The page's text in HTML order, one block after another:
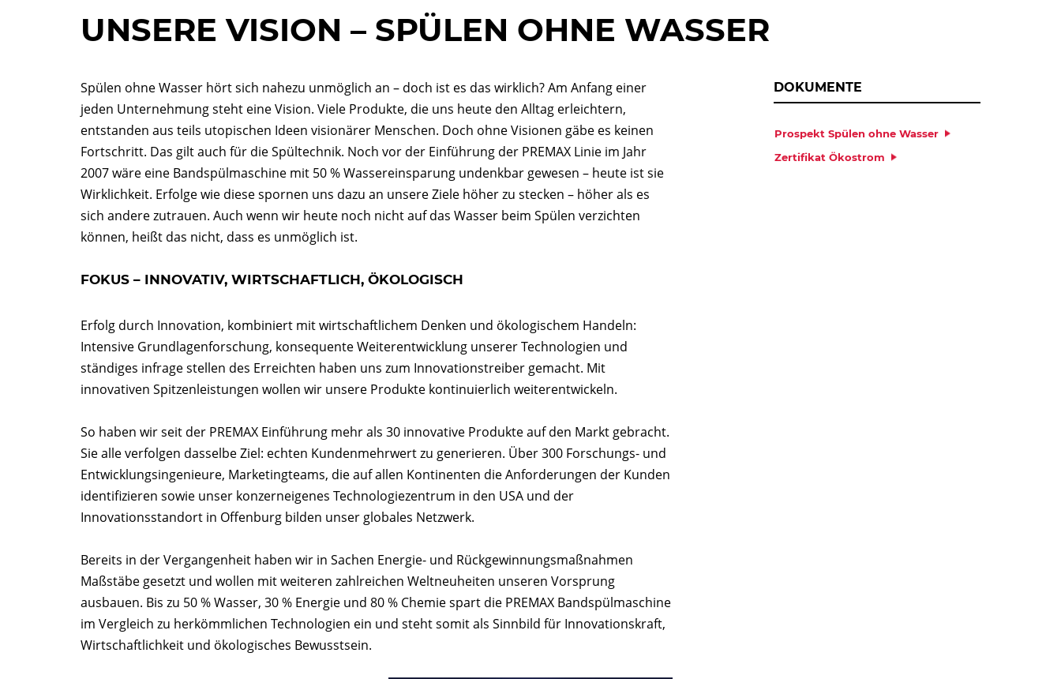
UNSERE VISION – SPÜLEN OHNE WASSER
Spülen ohne Wasser hört sich nahezu unmöglich an – doch ist es das wirklich? Am Anfang einer
jeden Unternehmung steht eine Vision. Viele Produkte, die uns heute den Alltag erleichtern,
entstanden aus teils utopischen Ideen visionärer Menschen. Doch ohne Visionen gäbe es keinen
Fortschritt. Das gilt auch für die Spültechnik. Noch vor der Einführung der PREMAX Linie im Jahr
2007 wäre eine Bandspülmaschine mit 50 % Wassereinsparung undenkbar gewesen – heute ist sie
Wirklichkeit. Erfolge wie diese spornen uns dazu an unsere Ziele höher zu stecken – höher als es
sich andere zutrauen. Auch wenn wir heute noch nicht auf das Wasser beim Spülen verzichten
können, heißt das nicht, dass es unmöglich ist.
FOKUS – INNOVATIV, WIRTSCHAFTLICH, ÖKOLOGISCH
Erfolg durch Innovation, kombiniert mit wirtschaftlichem Denken und ökologischem Handeln:
Intensive Grundlagenforschung, konsequente Weiterentwicklung unserer Technologien und
ständiges infrage stellen des Erreichten haben uns zum Innovationstreiber gemacht. Mit
innovativen Spitzenleistungen wollen wir unsere Produkte kontinuierlich weiterentwickeln.
So haben wir seit der PREMAX Einführung mehr als 30 innovative Produkte auf den Markt gebracht.
Sie alle verfolgen dasselbe Ziel: echten Kundenmehrwert zu generieren. Über 300 Forschungs- und
Entwicklungsingenieure, Marketingteams, die auf allen Kontinenten die Anforderungen der Kunden
identifizieren sowie unser konzerneigenes Technologiezentrum in den USA und der
Innovationsstandort in Offenburg bilden unser globales Netzwerk.
Bereits in der Vergangenheit haben wir in Sachen Energie- und Rückgewinnungsmaßnahmen
Maßstäbe gesetzt und wollen mit weiteren zahlreichen Weltneuheiten unseren Vorsprung
ausbauen. Bis zu 50 % Wasser, 30 % Energie und 80 % Chemie spart die PREMAX Bandspülmaschine
im Vergleich zu herkömmlichen Technologien ein und steht somit als Sinnbild für Innovationskraft,
Wirtschaftlichkeit und ökologisches Bewusstsein.
DOKUMENTE
Prospekt Spülen ohne Wasser
Zertifikat Ökostrom